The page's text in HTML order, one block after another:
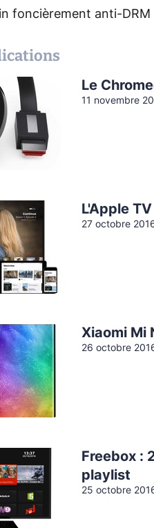
foncièrement anti-
Le
11 novembre
L'Apple
27 octobre
Xiaomi Mi
26 octobre
Freebox :
playlist
25 octobre